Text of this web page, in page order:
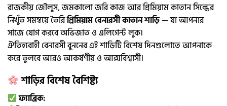
রাজকীয় জৌলুস, জমকালো জরি কাজ আর প্রিমিয়াম কাতান সিল্কের
নিখুঁত সমন্বয়ে তৈরিপ্রিমিয়াম বেনারসী কাতান শাড়ি— যা আপনার
সাজে যোগ করবে অভিজাত ও এলিগেন্ট লুক।
ঐতিহ্যবাহী বেনারসী বুননের এই শাড়িটি বিশেষ দিনগুলোতে আপনাকে
করে তুলবে আরও আকর্ষণীয় ও আত্মবিশ্বাসী।
শাড়ির বিশেষ বৈশিষ্ট্য
ফ্যাব্রিক: